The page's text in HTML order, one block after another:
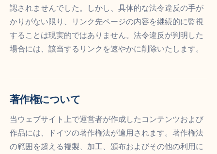
認されませんでした。しかし、具体的な法令違反の手が
かりがない限り、リンク先ページの内容を継続的に監視
することは現実的ではありません。法令違反が判明した
場合には、該当するリンクを速やかに削除いたします。
著作権について
当ウェブサイト上で運営者が作成したコンテンツおよび
作品には、ドイツの著作権法が適用されます。著作権法
の範囲を超える複製、加工、頒布およびその他の利用に